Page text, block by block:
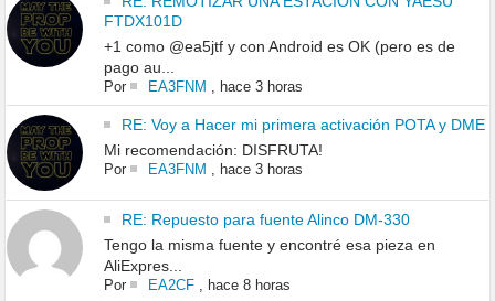
FTDX101D
+1 como @ea5jtf y con Android es OK (pero es de
pago au...
Por EA3FNM , hace 3 horas
RE: Voy a Hacer mi primera activación POTA y DME
Mi recomendación: DISFRUTA!
Por EA3FNM , hace 3 horas
RE: Repuesto para fuente Alinco DM-330
Tengo la misma fuente y encontré esa pieza en
AliExpres...
Por EA2CF, hace 8 horas